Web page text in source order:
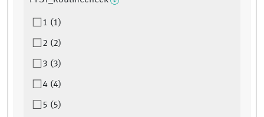
1 (1)
2 (2)
3 (3)
4 (4)
5 (5)